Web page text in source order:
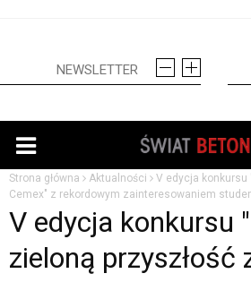
Strona główna Aktualności
V edycja konkursu
Cemex" z rekordowym zainteresowaniem
V edycja konkursu
zieloną przyszłość